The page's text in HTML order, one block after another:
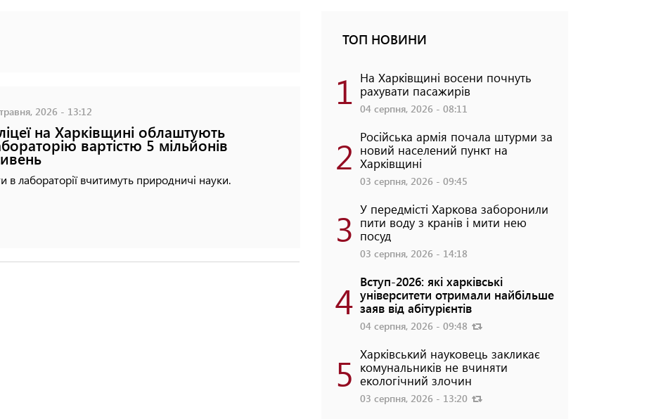
2026 - 13:12
на Харківщині облаштують
вартістю 5 мільйонів
в лабораторії вчитимуть природничі науки.
ТОП НОВИНИ
1 На Харківщині восени почнуть
рахувати пасажирів
04 серпня, 2026 - 08:11
2 Російська армія почала штурми за
новий населений пункт на
Харківщині
03 серпня, 2026 - 09:45
3 У передмісті Харкова заборонили
пити воду з кранів і мити нею
посуд
03 серпня, 2026 - 14:18
4 Вступ-2026: які харківські
університети отримали найбільше
заяв від абітурієнтів
04 серпня, 2026 - 09:48
5 Харківський науковець закликає
комунальників не вчиняти
екологічний злочин
03 серпня, 2026 - 13:20